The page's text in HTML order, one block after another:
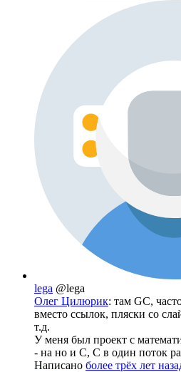
lega @lega
Олег Цилюрик: там GC,
вместо ссылок, пляски со
т.д.
У меня был проект с
- на но и С, С в один поток
Написано более трёх лет